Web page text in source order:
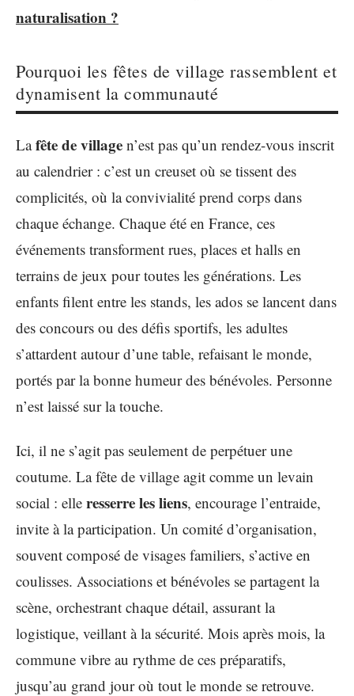
naturalisation ?
Pourquoi les fêtes de village rassemblent et
dynamisent la communauté
Lafête de village n’est pas qu’un rendez-vous inscrit
au calendrier : c’est un creuset où se tissent des
complicités, où la convivialité prend corps dans
chaque échange. Chaque été en France, ces
événements transforment rues, places et halls en
terrains de jeux pour toutes les générations. Les
enfants filent entre les stands, les ados se lancent dans
des concours ou des défis sportifs, les adultes
s’attardent autour d’une table, refaisant le monde,
portés par la bonne humeur des bénévoles. Personne
n’est laissé sur la touche.
Ici, il ne s’agit pas seulement de perpétuer une
coutume. La fête de village agit comme un levain
social : elle resserre les liens, encourage l’entraide,
invite à la participation. Un comité d’organisation,
souvent composé de visages familiers, s’active en
coulisses. Associations et bénévoles se partagent la
scène, orchestrant chaque détail, assurant la
logistique, veillant à la sécurité. Mois après mois, la
commune vibre au rythme de ces préparatifs,
jusqu’au grand jour où tout le monde se retrouve.